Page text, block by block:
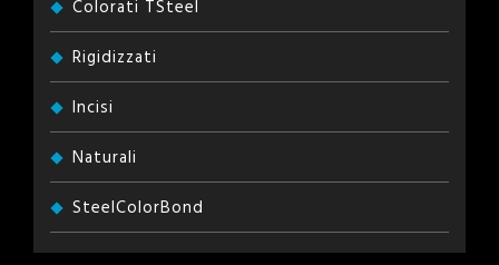
Colorati TSteel
Rigidizzati
Incisi
Naturali
SteelColorBond